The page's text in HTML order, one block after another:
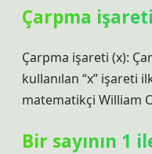
Çarpma
Çarpma işareti (x):
kullanılan “x” işareti
matematikçi William
Bir sayının 1